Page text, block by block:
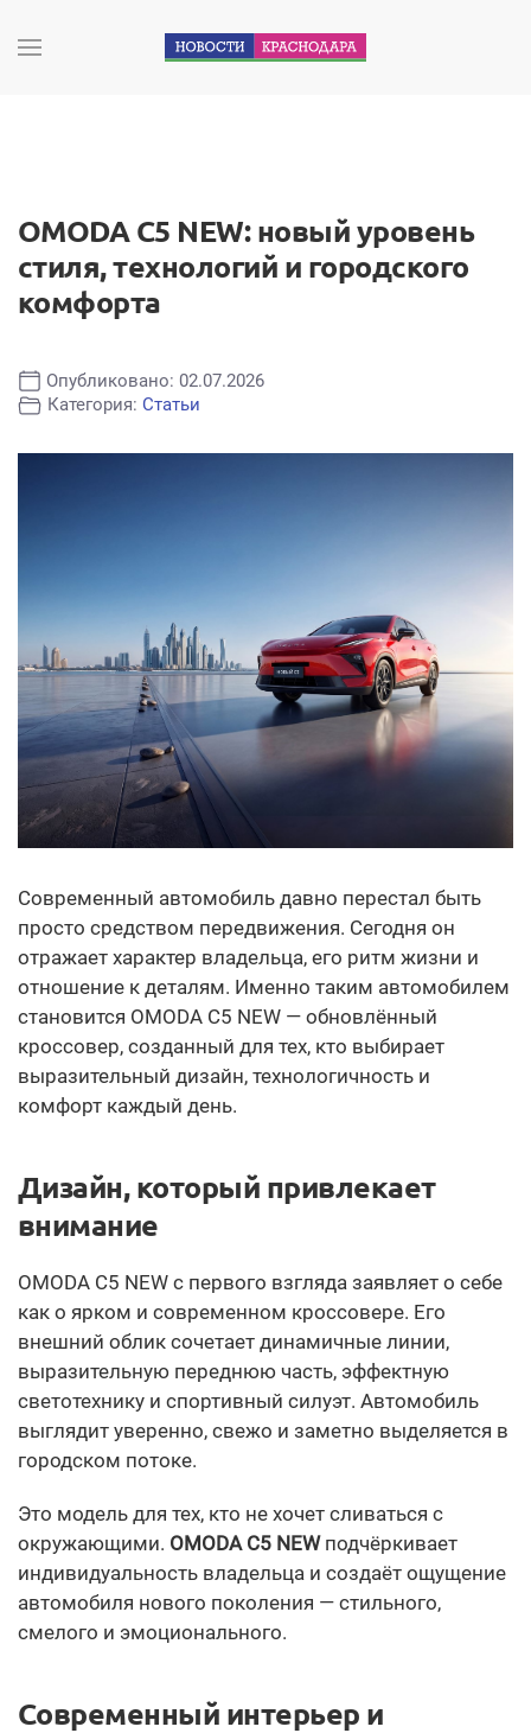
OMODA C5 NEW: новый уровень
стиля, технологий и городского
комфорта
Опубликовано: 02.07.2026
Категория: Статьи
Современный автомобиль давно перестал быть
просто средством передвижения. Сегодня он
отражает характер владельца, его ритм жизни и
отношение к деталям. Именно таким автомобилем
становится OMODA C5 NEW — обновлённый
кроссовер, созданный для тех, кто выбирает
выразительный дизайн, технологичность и
комфорт каждый день.
Дизайн, который привлекает
внимание
OMODA C5 NEW с первого взгляда заявляет о себе
как о ярком и современном кроссовере. Его
внешний облик сочетает динамичные линии,
выразительную переднюю часть, эффектную
светотехнику и спортивный силуэт. Автомобиль
выглядит уверенно, свежо и заметно выделяется в
городском потоке.
Это модель для тех, кто не хочет сливаться с
окружающими. OMODA C5 NEWподчёркивает
индивидуальность владельца и создаёт ощущение
автомобиля нового поколения — стильного,
смелого и эмоционального.
Современный интерьер и